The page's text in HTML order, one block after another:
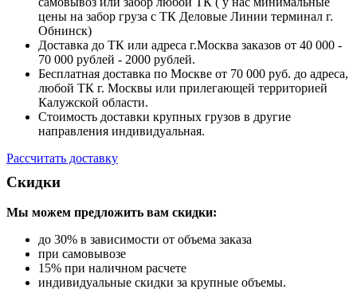
цены на забор груза с ТК Деловые Линии терминал г.
Обнинск)
Доставка до ТК или адреса г.Москва заказов от 40 000 -
70 000 рублей - 2000 рублей.
Бесплатная доставка по Москве от 70 000 руб. до адреса,
любой ТК г. Москвы или прилегающей территорией
Калужской области.
Стоимость доставки крупных грузов в другие
направления индивидуальная.
Рассчитать доставку
Скидки
Мы можем предложить вам скидки:
до 30% в зависимости от объема заказа
при самовывозе
15% при наличном расчете
индивидуальные скидки за крупные объемы.